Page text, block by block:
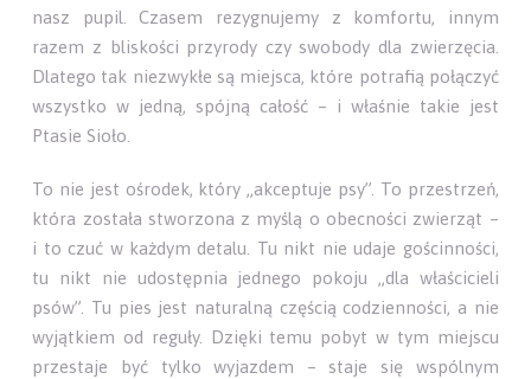
nasz pupil. Czasem rezygnujemy z komfortu, innym
razem z bliskości przyrody czy swobody dla zwierzęcia.
Dlatego tak niezwykłe są miejsca, które potrafią połączyć
wszystko w jedną, spójną całość – i właśnie takie jest
Ptasie Sioło.
To nie jest ośrodek, który „akceptuje psy”. To przestrzeń,
która została stworzona z myślą o obecności zwierząt –
i to czuć w każdym detalu. Tu nikt nie udaje gościnności,
tu nikt nie udostępnia jednego pokoju „dla właścicieli
psów”. Tu pies jest naturalną częścią codzienności, a nie
wyjątkiem od reguły. Dzięki temu pobyt w tym miejscu
przestaje być tylko wyjazdem – staje się wspólnym